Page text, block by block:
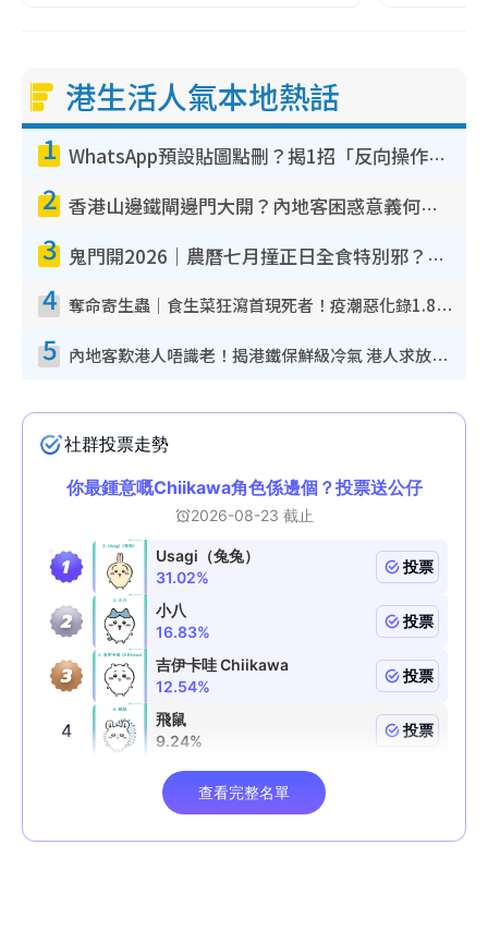
港生活人氣本地熱話
1 WhatsApp預設貼圖點刪？揭1招「反向操作」還原簡潔介面 附3步實測教學
2 香港山邊鐵閘邊門大開？內地客困惑意義何在！網民神回覆：呢種叫法理性防禦
3 鬼門開2026｜農曆七月撞正日全食特別邪？專家警告切忌做一事！揭4大禁忌+2招保平安
4 奪命寄生蟲｜食生菜狂瀉首現死者！疫潮惡化錄1.8萬宗病例 揭洗菜3大謬誤
5 內地客歎港人唔識老！揭港鐵保鮮級冷氣 港人求放過：咪投訴